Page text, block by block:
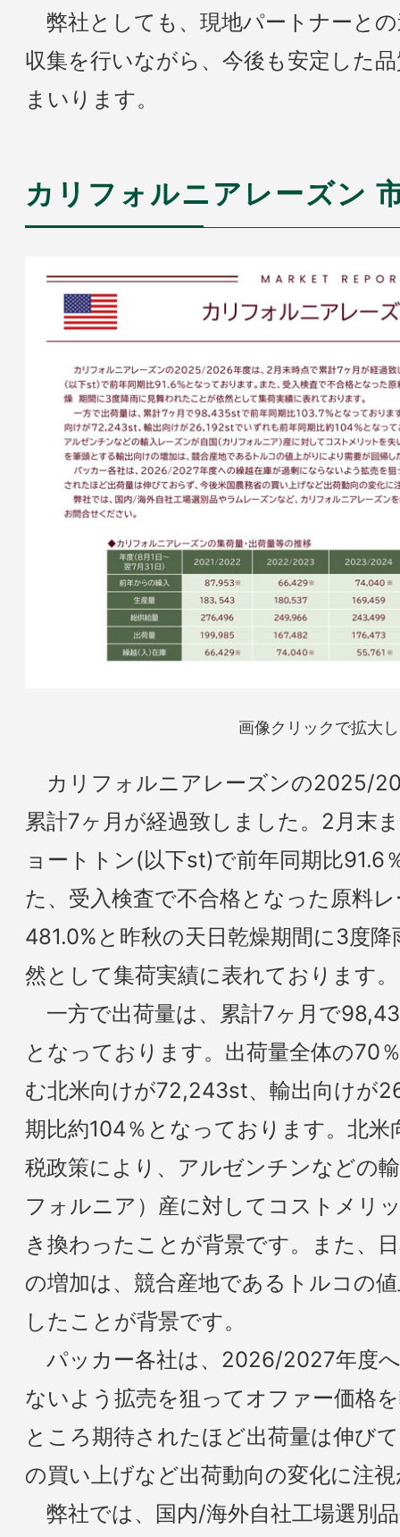
弊社としても、現地パートナーと
収集を行いながら、今後も安定した
まいります。
カリフォルニアレーズン
画像クリックで拡大
カリフォルニアレーズンの2025/
累計7ヶ月が経過致しました。2月末
ョートトン(以下st)で前年同期比91.6
た、受入検査で不合格となった原料
481.0%と昨秋の天日乾燥期間に3度
然として集荷実績に表れております。
一方で出荷量は、累計7ヶ月で
となっております。出荷量全体の70
む北米向けが72,243st、輸出向けが
期比約104％となっております。北米
税政策により、アルゼンチンなどの
フォルニア）産に対してコストメリ
き換わったことが背景です。また、
の増加は、競合産地であるトルコの
したことが背景です。
パッカー各社は、2026/2027年度
ないよう拡売を狙ってオファー価格
ところ期待されたほど出荷量は伸び
の買い上げなど出荷動向の変化に注
弊社では、国内/海外自社工場選別